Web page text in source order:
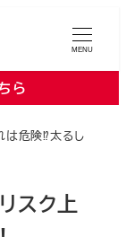
MENU
ら
は危険⁉太るし
スク上